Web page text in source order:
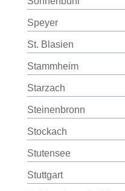
Speyer
St. Blasien
Stammheim
Starzach
Steinenbronn
Stockach
Stutensee
Stuttgart